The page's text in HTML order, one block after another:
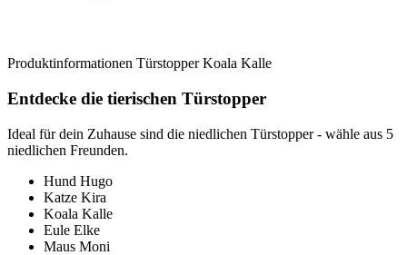
Produktinformationen Türstopper Koala Kalle
Entdecke die tierischen Türstopper
Ideal für dein Zuhause sind die niedlichen Türstopper - wähle aus 5
niedlichen Freunden.
Hund Hugo
Katze Kira
Koala Kalle
Eule Elke
Maus Moni